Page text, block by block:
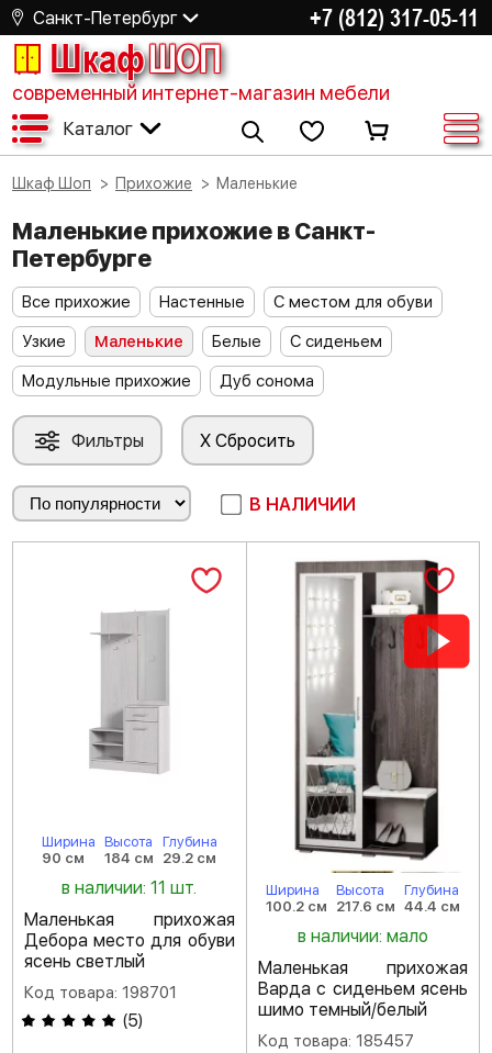
Санкт-Петербург +7 (812) 317-05-11
ШкафШОП
современный интернет-магазин мебели
Каталог
Шкаф Шоп Прихожие Маленькие
Маленькие прихожие в Санкт-
Петербурге
Все прихожие Настенные
С местом для обуви
Узкие
Маленькие Белые
С сиденьем
Модульные прихожие
Дуб сонома
Фильтры X Сбросить
В НАЛИЧИИ
Ширина
90 см
Высота
184 см
Глубина
29.2 см
в наличии: 11 шт.
Маленькая прихожая
Дебора место для обуви
ясень светлый
Код товара: 198701
(5)
Ширина
100.2 см
Высота
217.6 см
Глубина
44.4 см
в наличии: мало
Маленькая прихожая
Варда с сиденьем ясень
шимо темный/белый
Код товара: 185457